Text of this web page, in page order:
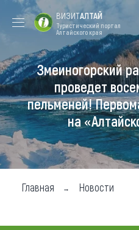
Форум VISIT
ALTAI
Цветение
маральника
Туры
Где побывать
Чем заняться
Где остановиться
ВИЗИТАЛТАЙ
Туристический портал
Алтайского края
Змеиногорский
проведет
пельменей!
на
Главная Новости